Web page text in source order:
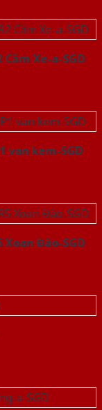
Căm Xe-a-SGD
van kem-SGD
Xoan Đào-SGD